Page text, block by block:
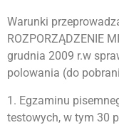
Warunki
ROZPORZĄDZENIE
grudnia 2009 r.w
polowania (do
1. Egzaminu
testowych, w tym 30